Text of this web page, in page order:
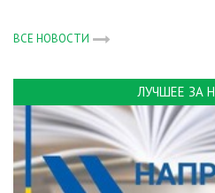
ВСЕ НОВОСТИ
ЛУЧШЕЕ ЗА